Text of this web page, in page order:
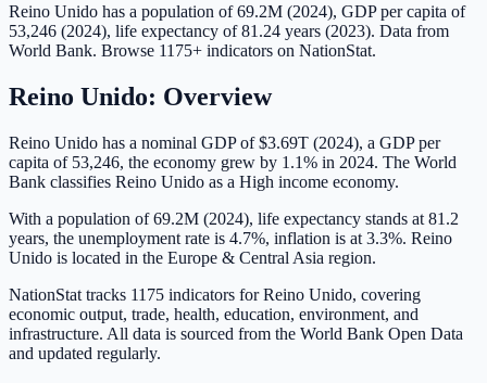
Reino Unido has a population of 69.2M (2024), GDP per capita of
53,246 (2024), life expectancy of 81.24 years (2023). Data from
World Bank. Browse 1175+ indicators on NationStat.
Reino Unido: Overview
Reino Unido has a nominal GDP of $3.69T (2024), a GDP per
capita of 53,246, the economy grew by 1.1% in 2024. The World
Bank classifies Reino Unido as a High income economy.
With a population of 69.2M (2024), life expectancy stands at 81.2
years, the unemployment rate is 4.7%, inflation is at 3.3%. Reino
Unido is located in the Europe & Central Asia region.
NationStat tracks 1175 indicators for Reino Unido, covering
economic output, trade, health, education, environment, and
infrastructure. All data is sourced from the World Bank Open Data
and updated regularly.